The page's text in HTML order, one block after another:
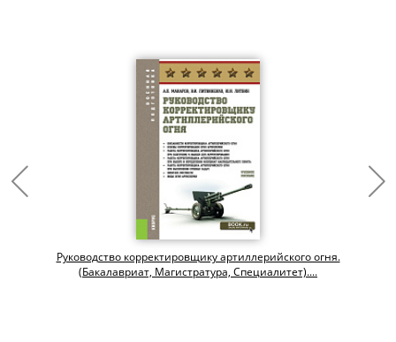
Руководство корректировщику артиллерийского огня.
(Бакалавриат, Магистратура, Специалитет)....